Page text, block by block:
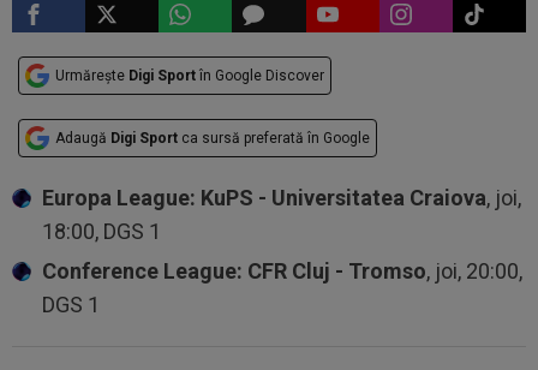
Urmărește Digi Sport în Google Discover
Adaugă Digi Sport ca sursă preferată în Google
Europa League: KuPS - Universitatea Craiova, joi,
18:00, DGS 1
Conference League: CFR Cluj - Tromso, joi, 20:00,
DGS 1